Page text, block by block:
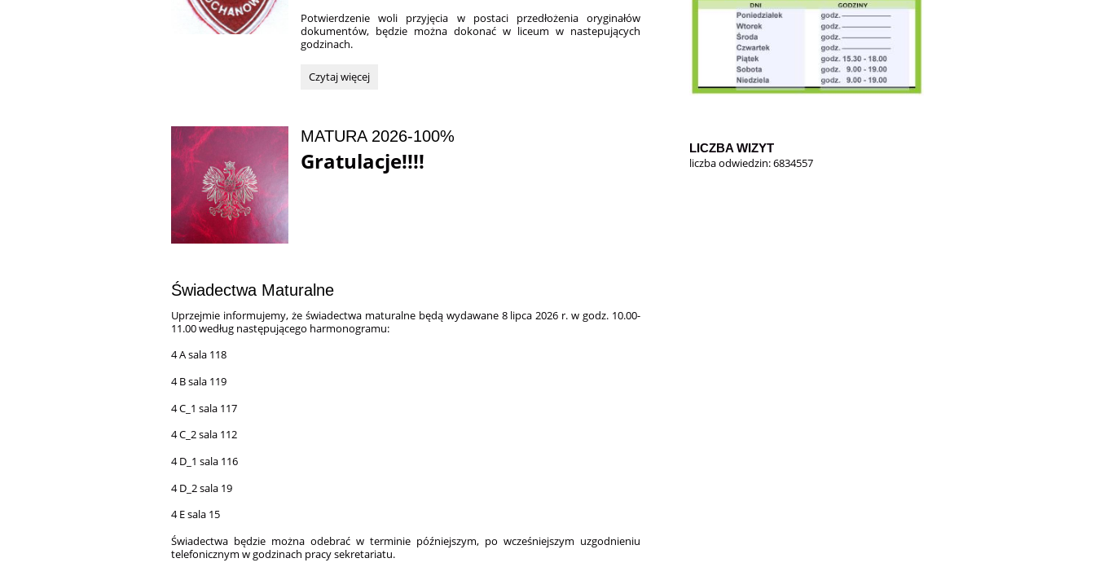
Potwierdzenie woli przyjęcia w postaci przedłożenia oryginałów
dokumentów, będzie można dokonać w liceum w nastepujących
godzinach.
Komunikat
Czytaj więcej
MATURA 2026-100%
Gratulacje!!!!
Świadectwa Maturalne
Uprzejmie informujemy, że świadectwa maturalne będą wydawane 8 lipca 2026 r. w godz. 10.00-
11.00 według następującego harmonogramu:
4 A sala 118
4 B sala 119
4 C_1 sala 117
4 C_2 sala 112
4 D_1 sala 116
4 D_2 sala 19
4 E sala 15
Świadectwa będzie można odebrać w terminie późniejszym, po wcześniejszym uzgodnieniu
telefonicznym w godzinach pracy sekretariatu.
LICZBA WIZYT
liczba odwiedzin: 6834557